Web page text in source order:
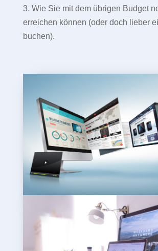
3. Wie Sie mit dem übrigen Budget
erreichen können (oder doch lieber
buchen).